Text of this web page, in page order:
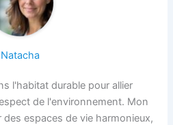
Natacha
l'habitat durable pour allier
de l'environnement. Mon
espaces de vie harmonieux,